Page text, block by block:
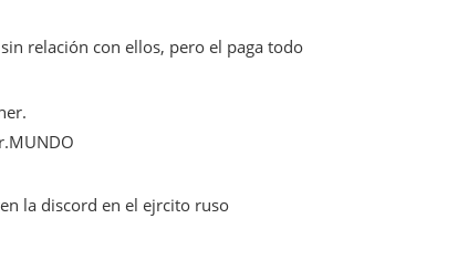
relación con ellos, pero el paga todo
MUNDO
la discord en el ejrcito ruso